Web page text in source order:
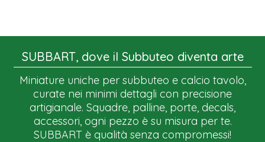
SUBBART, dove il Subbuteo diventa arte
Miniature uniche per subbuteo e calcio tavolo,
curate nei minimi dettagli con precisione
artigianale. Squadre, palline, porte, decals,
accessori, ogni pezzo è su misura per te.
SUBBART è qualità senza compromessi!